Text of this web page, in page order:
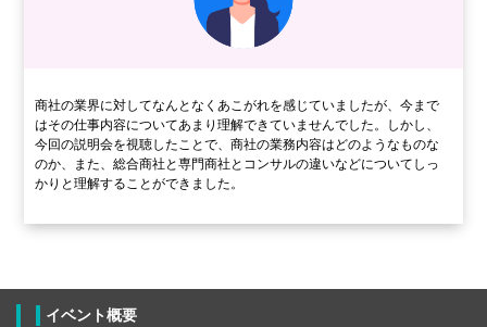
商社の業界に対してなんとなくあこがれを感じていましたが、今まで
はその仕事内容についてあまり理解できていませんでした。しかし、
今回の説明会を視聴したことで、商社の業務内容はどのようなものな
のか、また、総合商社と専門商社とコンサルの違いなどについてしっ
かりと理解することができました。
イベント概要